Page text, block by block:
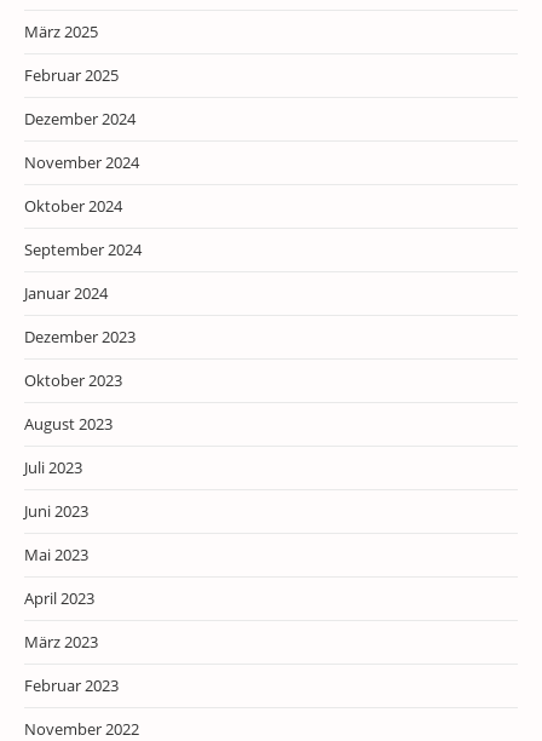
März 2025
Februar 2025
Dezember 2024
November 2024
Oktober 2024
September 2024
Januar 2024
Dezember 2023
Oktober 2023
August 2023
Juli 2023
Juni 2023
Mai 2023
April 2023
März 2023
Februar 2023
November 2022